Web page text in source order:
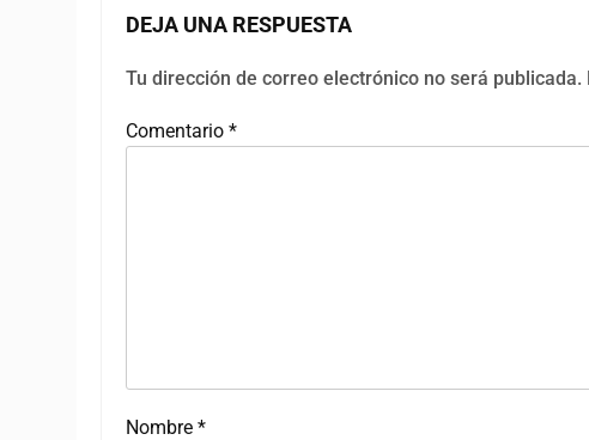
DEJA UNA RESPUESTA
Tu dirección de correo electrónico no será publicada.
Comentario *
Nombre *